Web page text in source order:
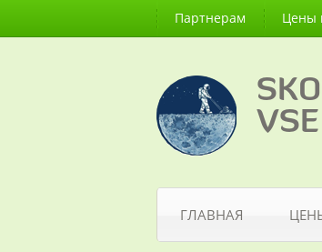
Партнерам Цены
VSE
ГЛАВНАЯ